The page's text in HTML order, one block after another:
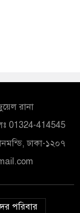
রানা
01324-414545
ঢাকা-১২০৭
পরিবার